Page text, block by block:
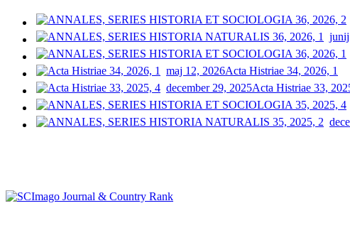
maj 12, 2026Acta Histriae 34, 2026, 1
december 29, 2025Acta Histriae 33,